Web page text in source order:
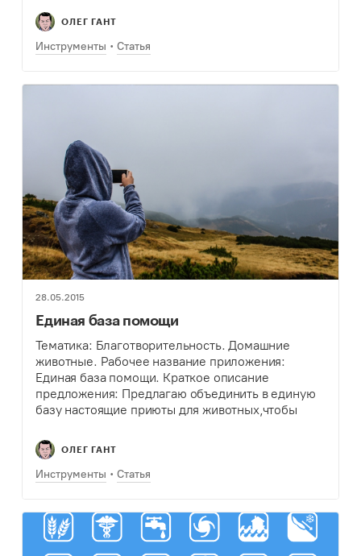
нужды людей в деньгах…
ОЛЕГ ГАНТ
Инструменты Статья
28.05.2015
Единая база помощи
Тематика: Благотворительность. Домашние
животные. Рабочее название приложения:
Единая база помощи. Краткое описание
предложения: Предлагаю объединить в единую
базу настоящие приюты для животных,чтобы
взять животное. В чем новизна вашего проекта:
Сейчас очень много людей собирают…
ОЛЕГ ГАНТ
Инструменты Статья